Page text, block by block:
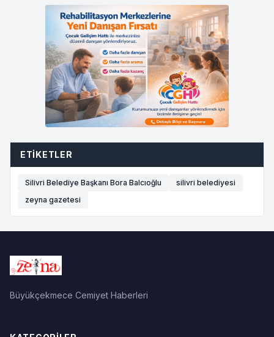
ETIKETLER
Silivri Belediye Başkanı Bora Balcıoğlu
silivri belediyesi
zeyna gazetesi
Büyükçekmece Cemiyet Haberleri